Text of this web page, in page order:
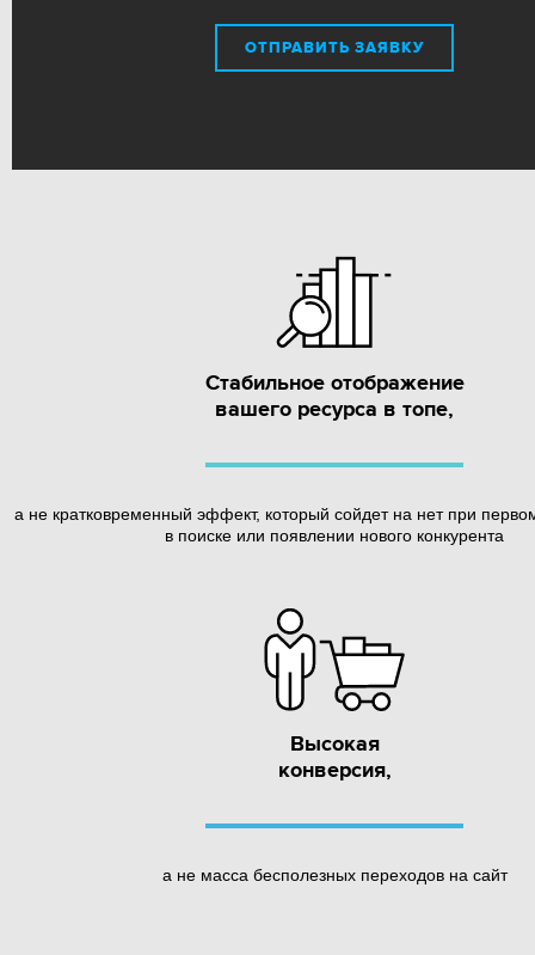
ОТПРАВИТЬ ЗАЯВКУ
Стабильное отображение
вашего ресурса в топе,
а не кратковременный эффект, который сойдет на нет при
в поиске или появлении нового конкурента
Высокая
конверсия,
а не масса бесполезных переходов на сайт